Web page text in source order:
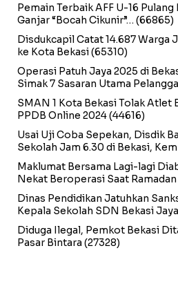
Pemain Terbaik AFF U-16
Ganjar “Bocah Cikunir”… (66865)
Disdukcapil Catat 14.687 Warga
ke Kota Bekasi(65310)
Operasi Patuh Jaya 2025 di
Simak 7 Sasaran Utama
SMAN 1 Kota Bekasi Tolak Atlet
PPDB Online 2024(44616)
Usai Uji Coba Sepekan, Disdik
Sekolah Jam 6.30 di Bekasi,
Maklumat Bersama Lagi-lagi
Nekat Beroperasi Saat Ramadan
Dinas Pendidikan Jatuhkan
Kepala Sekolah SDN Bekasi
Diduga Ilegal, Pemkot Bekasi
Pasar Bintara (27328)